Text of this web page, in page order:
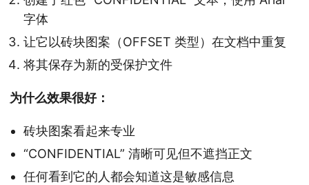
字体
让它以砖块图案（OFFSET 类型）在文档中重复
将其保存为新的受保护文件
为什么效果很好：
砖块图案看起来专业
“CONFIDENTIAL” 清晰可见但不遮挡正文
任何看到它的人都会知道这是敏感信息